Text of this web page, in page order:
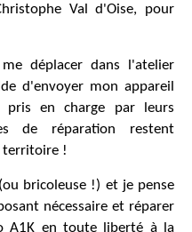
Val d'Oise, pour
déplacer dans l'atelier
d'envoyer mon appareil
en charge par leurs
de réparation restent
territoire !
bricoleuse !) et je pense
nécessaire et réparer
A1K en toute liberté à la